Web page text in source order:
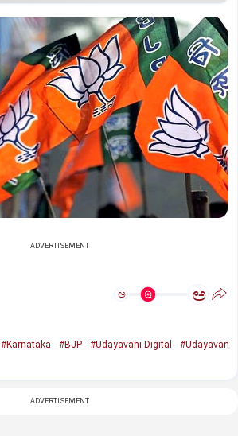
ADVERTISEMENT
ಅ ಅ
#Karnataka #BJP #Udayavani Digital
#Udayavan
ADVERTISEMENT